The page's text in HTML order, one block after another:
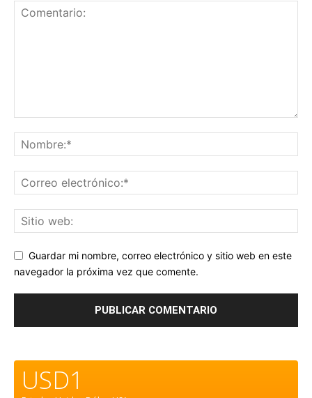
Guardar mi nombre, correo electrónico y sitio web en este
navegador la próxima vez que comente.
USD1